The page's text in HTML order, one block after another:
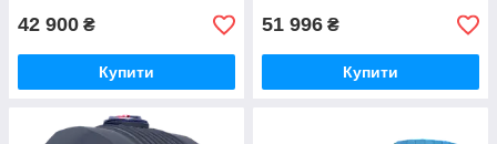
42 900 ₴
Купити
51 996 ₴
Купити